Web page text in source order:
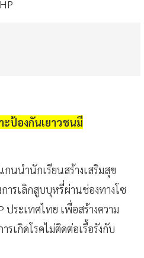
ะป้องกันเยาวชนมี
นนำนักเรียนสร้างเสริมสุข
รเลิกสูบบุหรี่ผ่านช่องทางโซ
ประเทศไทย เพื่อสร้างความ
รเกิดโรคไม่ติดต่อเรื้อรังกับ